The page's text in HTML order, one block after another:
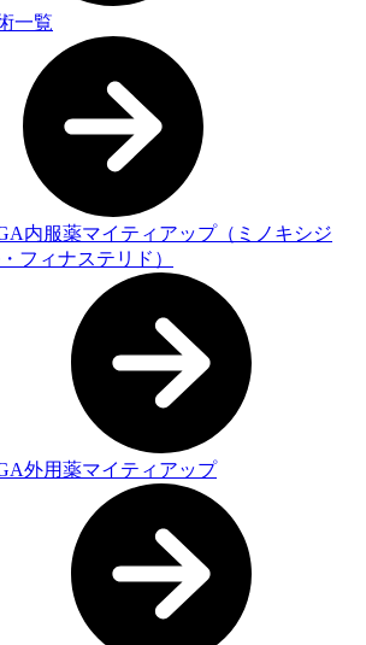
一覧
内服薬マイティアップ（ミノキシジ
フィナステリド）
外用薬マイティアップ